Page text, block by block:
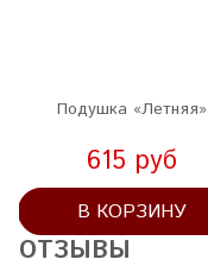
Подушка «Летняя»
615 руб
В КОРЗИНУ
ОТЗЫВЫ